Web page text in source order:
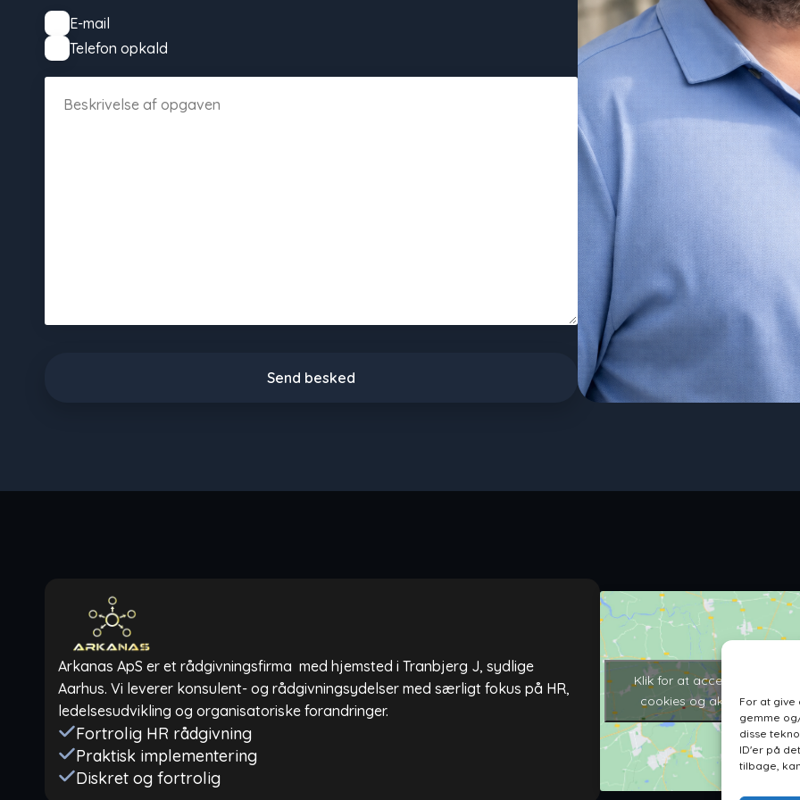
For at
gemme
disse
ID'er på
tilbage,
E-mail
Telefon opkald
Arkanas ApS er et rådgivningsfirma med hjemsted i Tranbjerg J, sydlige
Aarhus. Vi leverer konsulent- og rådgivningsydelser med særligt fokus på HR,
ledelsesudvikling og organisatoriske forandringer.
Fortrolig HR rådgivning
Praktisk implementering
Diskret og fortrolig
Klik for at acceptere
cookies og aktivere dette